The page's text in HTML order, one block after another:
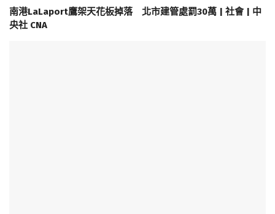
南港LaLaport鷹架天花板掉落 北市建管處罰30萬 | 社會 | 中
央社 CNA